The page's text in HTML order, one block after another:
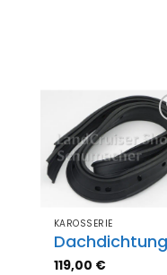
Zum
KAROSSERIE
Dachdichtung
119,00 €